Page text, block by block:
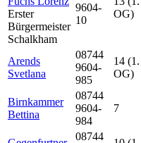
Erster
Bürgermeister
Schalkham
9604-
10
OG)
Arends
Svetlana
08744
9604-
985
14 (1.
OG)
Birnkammer
Bettina
08744
9604-
984
7
08744